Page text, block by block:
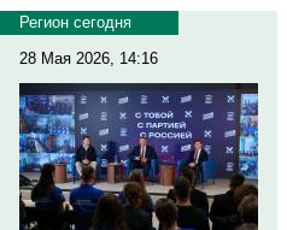
Регион сегодня
28 Мая 2026, 14:16